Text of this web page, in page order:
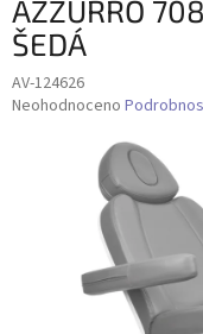
AZZURRO
ŠEDÁ
AV-124626
Průměrné
Neohodnoceno